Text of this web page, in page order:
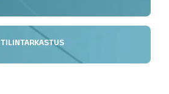
TILINTARKASTUS